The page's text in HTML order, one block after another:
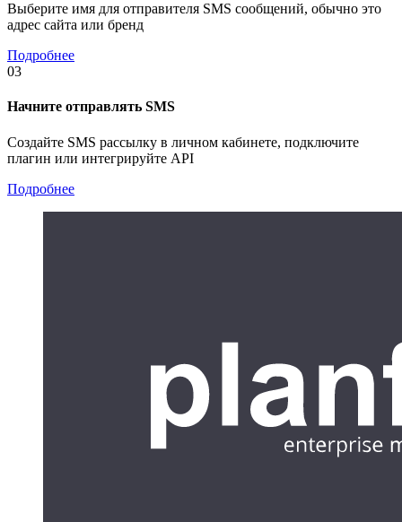
Выберите имя для отправителя SMS сообщений, обычно это
адрес сайта или бренд
Подробнее
03
Начните отправлять SMS
Создайте SMS рассылку в личном кабинете, подключите
плагин или интегрируйте API
Подробнее